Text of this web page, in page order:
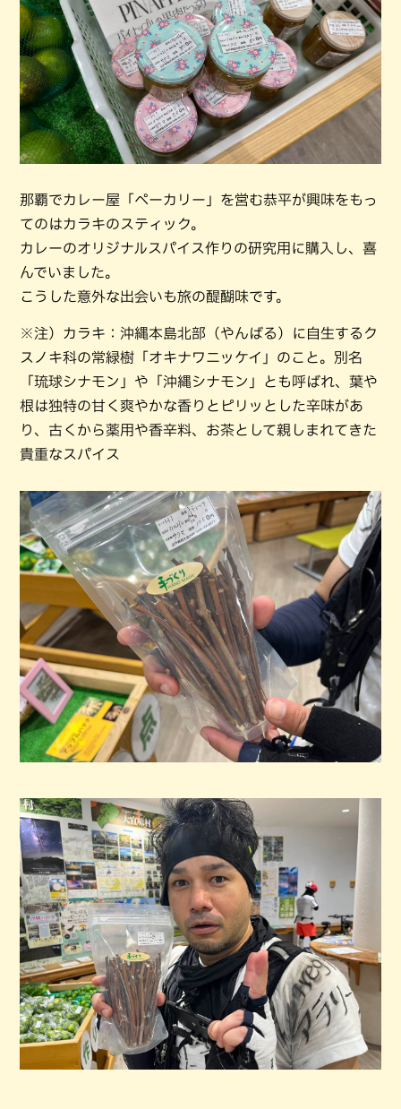
那覇でカレー屋「ペーカリー」を営む恭平が興味をもっ
てのはカラキのスティック。
カレーのオリジナルスパイス作りの研究用に購入し、喜
んでいました。
こうした意外な出会いも旅の醍醐味です。
※注）カラキ：沖縄本島北部（やんばる）に自生するク
スノキ科の常緑樹「オキナワニッケイ」のこと。別名
「琉球シナモン」や「沖縄シナモン」とも呼ばれ、葉や
根は独特の甘く爽やかな香りとピリッとした辛味があ
り、古くから薬用や香辛料、お茶として親しまれてきた
貴重なスパイス